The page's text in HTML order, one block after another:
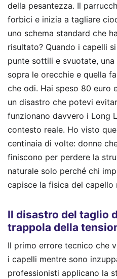
della pesantezza. Il
forbici e inizia a tagliare
uno schema standard che
risultato? Quando i capelli
punte sottili e svuotate,
sopra le orecchie e quella
che odi. Hai speso 80 euro
un disastro che potevi
funzionano davvero i Long
contesto reale. Ho visto
centinaia di volte: donne
finiscono per perdere la
naturale solo perché chi
capisce la fisica del capello
Il disastro del taglio
trappola della
Il primo errore tecnico che
i capelli mentre sono
professionisti applicano la